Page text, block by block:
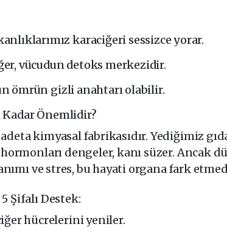
karaciğeri sessizce yorar.
vücudun detoks merkezidir.
ömrün gizli anahtarı olabilir.
Kadar Önemlidir?
kimyasal fabrikasıdır. Yediğimiz
dengeler, kanı süzer. Ancak
ve stres, bu hayati organa fark
Şifalı Destek:
hücrelerini yeniler.